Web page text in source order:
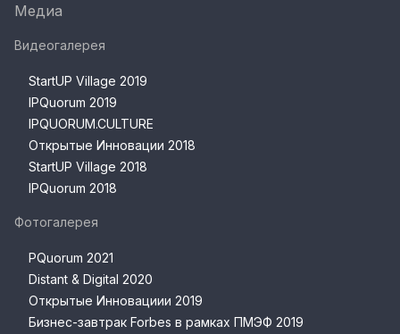
Медиа
Видеогалерея
StartUP Village 2019
IPQuorum 2019
IPQUORUM.CULTURE
Открытые Инновации 2018
StartUP Village 2018
IPQuorum 2018
Фотогалерея
PQuorum 2021
Distant & Digital 2020
Открытые Инновациии 2019
Бизнес-завтрак Forbes в рамках ПМЭФ 2019